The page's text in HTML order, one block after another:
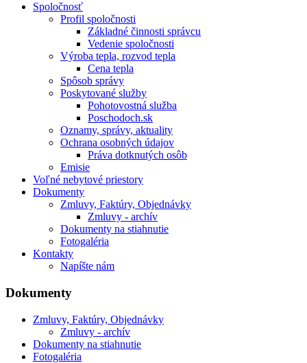
Spoločnosť
Profil spoločnosti
Základné činnosti správcu
Vedenie spoločnosti
Výroba tepla, rozvod tepla
Cena tepla
Spôsob správy
Poskytované služby
Pohotovostná služba
Poschodoch.sk
Oznamy, správy, aktuality
Ochrana osobných údajov
Práva dotknutých osôb
Emisie
Voľné nebytové priestory
Dokumenty
Zmluvy, Faktúry, Objednávky
Zmluvy - archív
Dokumenty na stiahnutie
Fotogaléria
Kontakty
Napíšte nám
Dokumenty
Zmluvy, Faktúry, Objednávky
Zmluvy - archív
Dokumenty na stiahnutie
Fotogaléria